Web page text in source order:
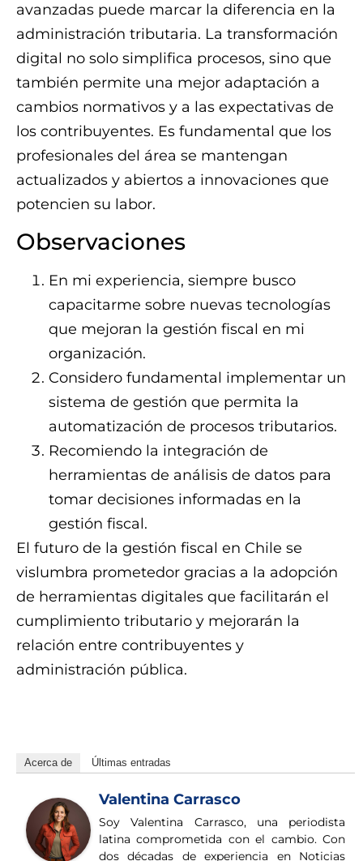
avanzadas puede marcar la diferencia en la
administración tributaria. La transformación
digital no solo simplifica procesos, sino que
también permite una mejor adaptación a
cambios normativos y a las expectativas de
los contribuyentes. Es fundamental que los
profesionales del área se mantengan
actualizados y abiertos a innovaciones que
potencien su labor.
Observaciones
En mi experiencia, siempre busco
capacitarme sobre nuevas tecnologías
que mejoran la gestión fiscal en mi
organización.
Considero fundamental implementar un
sistema de gestión que permita la
automatización de procesos tributarios.
Recomiendo la integración de
herramientas de análisis de datos para
tomar decisiones informadas en la
gestión fiscal.
El futuro de la gestión fiscal en Chile se
vislumbra prometedor gracias a la adopción
de herramientas digitales que facilitarán el
cumplimiento tributario y mejorarán la
relación entre contribuyentes y
administración pública.
Acerca de Últimas entradas
Valentina Carrasco
Soy Valentina Carrasco, una periodista
latina comprometida con el cambio. Con
dos décadas de experiencia en Noticias